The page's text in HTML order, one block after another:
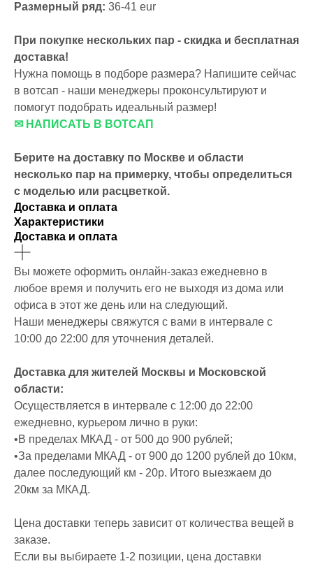
Размерный ряд: 36-41 eur
При покупке нескольких пар - скидка и бесплатная
доставка!
Нужна помощь в подборе размера? Напишите сейчас
в вотсап - наши менеджеры проконсультируют и
помогут подобрать идеальный размер!
✉ НАПИСАТЬ В ВОТСАП
Берите на доставку по Москве и области
несколько пар на примерку, чтобы определиться
с моделью или расцветкой.
Доставка и оплата
Характеристики
Доставка и оплата
Вы можете оформить онлайн-заказ ежедневно в
любое время и получить его не выходя из дома или
офиса в этот же день или на следующий.
Наши менеджеры свяжутся с вами в интервале с
10:00 до 22:00 для уточнения деталей.
Доставка для жителей Москвы и Московской
области:
Осуществляется в интервале с 12:00 до 22:00
ежедневно, курьером лично в руки:
•В пределах МКАД - от 500 до 900 рублей;
•За пределами МКАД - от 900 до 1200 рублей до 10км,
далее последующий км - 20р. Итого выезжаем до
20км за МКАД.
Цена доставки теперь зависит от количества вещей в
заказе.
Если вы выбираете 1-2 позиции, цена доставки